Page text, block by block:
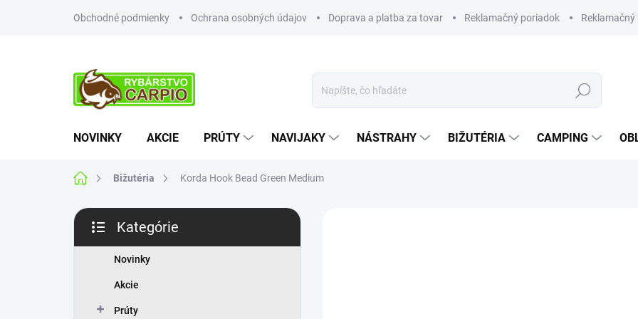
Obchodné podmienky Ochrana osobných údajov Doprava a platba za tovar Reklamačný poriadok
Hľadať
NOVINKY AKCIE PRÚTY NAVIJAKY NÁSTRAHY BIŽUTÉRIA CAMPING
DomovBižutéria Korda Hook Bead Green Medium
B
č
kategórie
Kategórie
Novinky
Akcie
Prúty